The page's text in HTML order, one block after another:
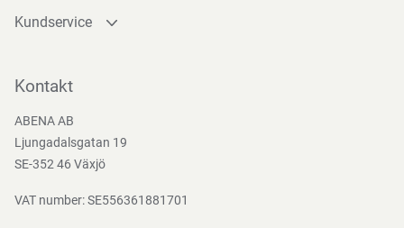
Kundservice
Bli kund
Nedladdningar
Kontakt
ABENA AB
Ljungadalsgatan 19
SE-352 46 Växjö
VAT number: SE556361881701